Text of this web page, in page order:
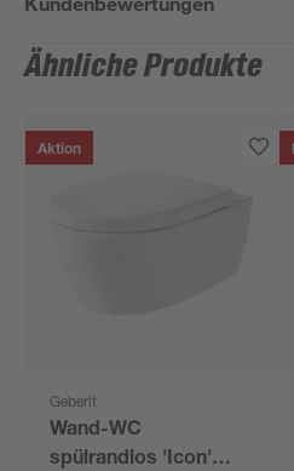
Ähnliche Produkte
Aktion
Geberit
Wand-WC
spülrandlos 'Icon'